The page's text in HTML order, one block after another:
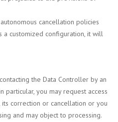
cancellation policies
a customized configuration, it will
the Data Controller by an
particular, you may request access
correction or cancellation or you
and may object to processing.